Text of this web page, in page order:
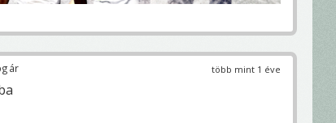
több mint 1 éve